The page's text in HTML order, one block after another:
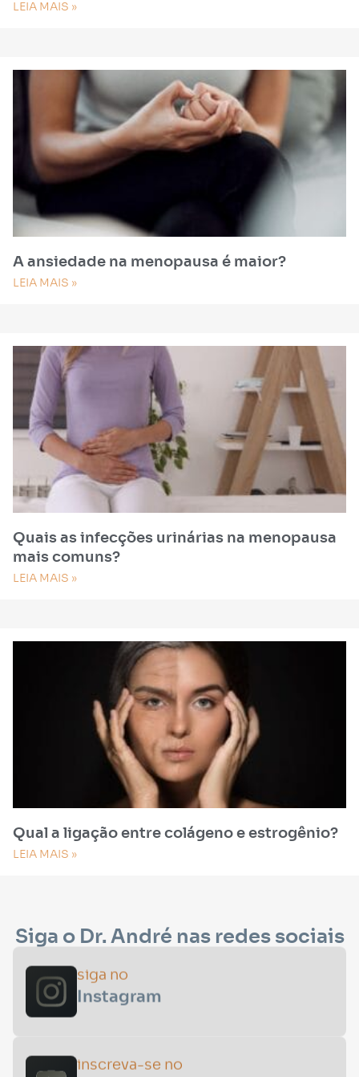
LEIA MAIS »
A ansiedade na menopausa é maior?
LEIA MAIS »
Quais as infecções urinárias na menopausa
mais comuns?
LEIA MAIS »
Qual a ligação entre colágeno e estrogênio?
LEIA MAIS »
Siga o Dr. André nas redes sociais
siga no
Instagram
inscreva-se no